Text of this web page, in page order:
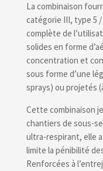
La combinaison
catégorie III, type 5
complète de
solides en forme
concentration et
sous forme d’une
sprays) ou projetés
Cette combinaison
chantiers de sous-
ultra-respirant, elle
limite la pénibilité
Renforcées à